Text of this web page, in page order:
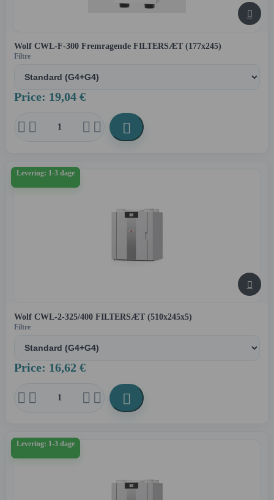

Wolf CWL-F-300 Fremragende FILTERSÆT (177x245)
Filtre
Price: 19,04 €
    
Levering: 1-3 dage

Wolf CWL-2-325/400 FILTERSÆT (510x245x5)
Filtre
Price: 16,62 €
    
Levering: 1-3 dage